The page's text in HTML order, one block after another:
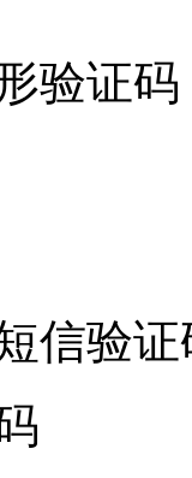
验证码
信验证